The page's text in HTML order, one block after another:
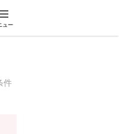
ュー
件